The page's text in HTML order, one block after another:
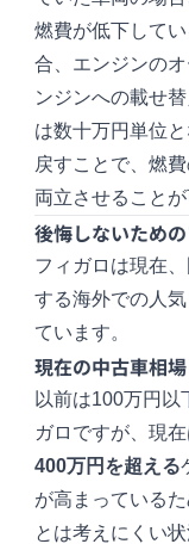
燃費が低下して
合、エンジンの
ンジンへの載せ
は数十万円単位
戻すことで、燃
両立させることが
後悔しないため
フィガロは現在
する海外での人
ています。
現在の中古車相
以前は100万円以
ガロですが、現
400万円を超える
が高まっている
とは考えにくい状